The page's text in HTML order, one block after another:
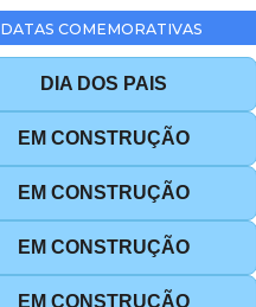
DATAS COMEMORATIVAS
DIA DOS PAIS
EM CONSTRUÇÃO
EM CONSTRUÇÃO
EM CONSTRUÇÃO
EM CONSTRUÇÃO